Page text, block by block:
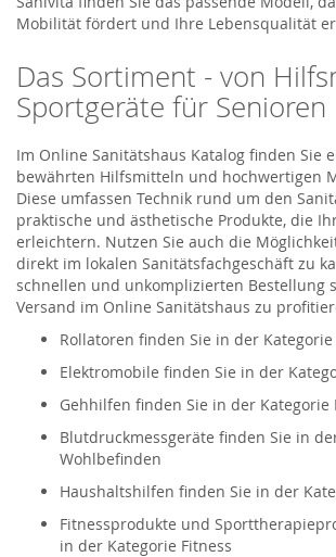
Mobilität fördert und Ihre Lebensqualität
Das Sortiment - von
Sportgeräte für Senioren
Im Online Sanitätshaus Katalog finden Sie
bewährten Hilfsmitteln und hochwertigen
Diese umfassen Technik rund um den
praktische und ästhetische Produkte, die
erleichtern. Nutzen Sie auch die
direkt im lokalen Sanitätsfachgeschäft zu
schnellen und unkomplizierten Bestellung
Versand im Online Sanitätshaus zu
Rollatoren finden Sie in der
Elektromobile finden Sie in der
Gehhilfen finden Sie in der
Blutdruckmessgeräte finden Sie in
Wohlbefinden
Haushaltshilfen finden Sie in der
Fitnessprodukte und
in der Kategorie Fitness